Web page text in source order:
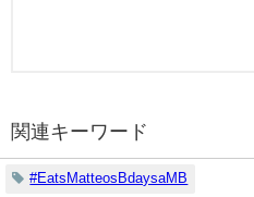
関連キーワード
#EatsMatteosBdaysaMB